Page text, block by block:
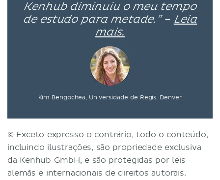
Kenhub diminuiu o meu tempo
de estudo para metade.” – Leia
mais.
Kim Bengochea, Universidade de Regis, Denver
© Exceto expresso o contrário, todo o conteúdo,
incluindo ilustrações, são propriedade exclusiva
da Kenhub GmbH, e são protegidas por leis
alemãs e internacionais de direitos autorais.